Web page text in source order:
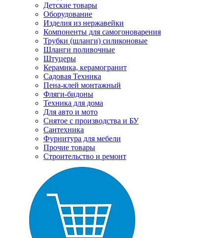
Детские товары
Оборудование
Изделия из нержавейки
Компоненты для самогоноварения
Трубки (шланги) силиконовые
Шланги поливочные
Штуцеры
Керамика, керамогранит
Садовая Техника
Пена-клей монтажный
Фляги-бидоны
Техника для дома
Для авто и мото
Снятое с производства и БУ
Сантехника
Фурнитура для мебели
Прочие товары
Строительство и ремонт